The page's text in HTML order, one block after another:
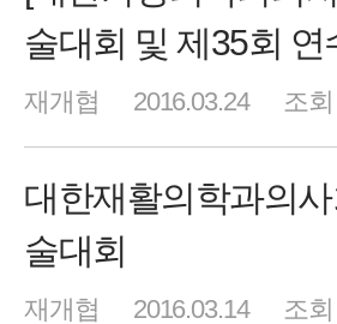
술대회 및 제35회 연
재개협 2016.03.24 조
대한재활의학과의
술대회
재개협 2016.03.14 조